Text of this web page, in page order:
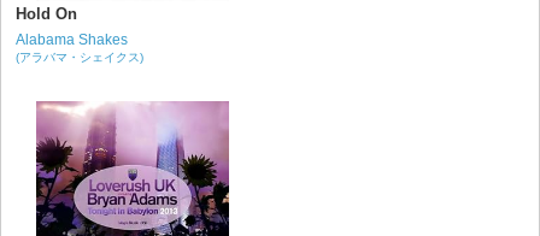
Hold On
Alabama Shakes
(アラバマ・シェイクス)